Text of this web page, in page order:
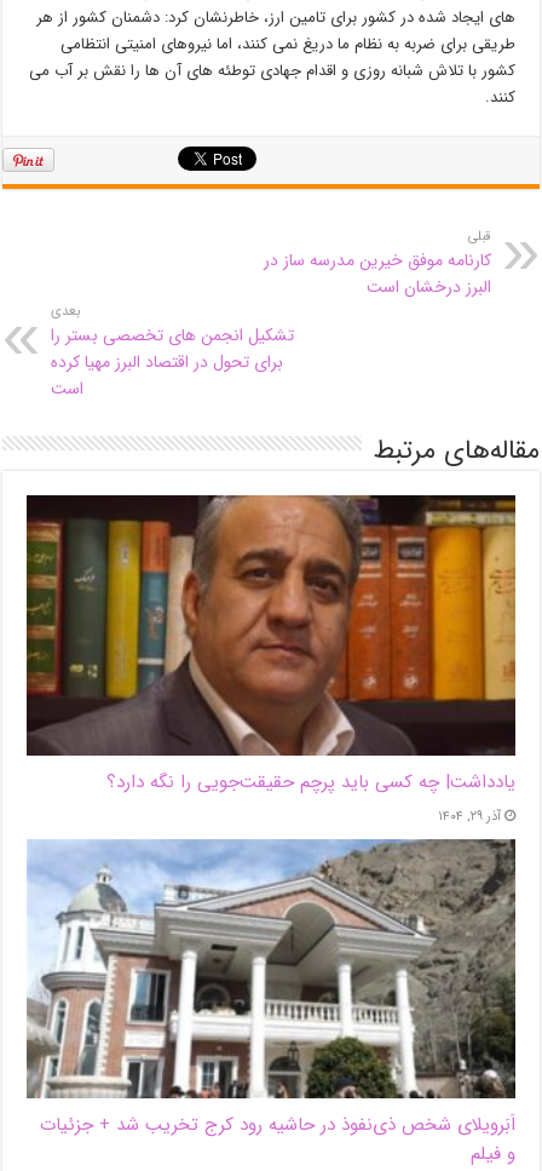
های ایجاد شده در کشور برای تامین ارز، خاطرنشان کرد: دشمنان کشور از هر
طریقی برای ضربه به نظام ما دریغ نمی کنند، اما نیروهای امنیتی انتظامی
کشور با تلاش شبانه روزی و اقدام جهادی توطئه های آن ها را نقش بر آب می
کنند.
قبلی
کارنامه موفق خیرین مدرسه ساز در
البرز درخشان است
بعدی
تشکیل انجمن های تخصصی بستر را
برای تحول در اقتصاد البرز مهیا کرده
است
مقاله‌های مرتبط
یادداشت| ‌چه کسی باید پرچم حقیقت‌جویی را نگه دارد؟
آذر ۲۹, ۱۴۰۴
اَبَر‌ویلای شخص ذی‌نفوذ در حاشیه‌ رود کرج تخریب شد + جزئیات
و فیلم